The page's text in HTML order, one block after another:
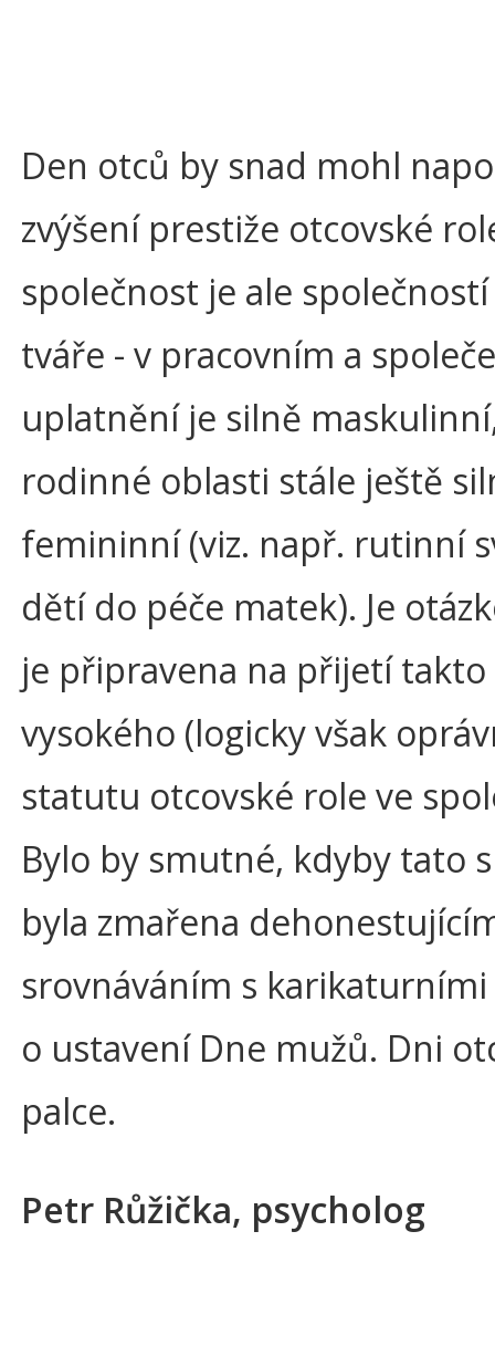
Den otců by snad mohl
zvýšení prestiže otcovské
společnost je ale
tváře - v pracovním a
uplatnění je silně
rodinné oblasti stále ještě
femininní (viz. např. rutinní
dětí do péče matek). Je
je připravena na přijetí takto
vysokého (logicky však
statutu otcovské role ve
Bylo by smutné, kdyby tato
byla zmařena
srovnáváním s
o ustavení Dne mužů. Dni
palce.
Petr Růžička, psycholog